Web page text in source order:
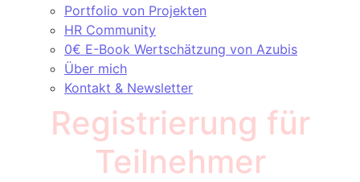
Portfolio von Projekten
HR Community
0€ E-Book Wertschätzung von Azubis
Über mich
Kontakt & Newsletter
Registrierung für
Teilnehmer